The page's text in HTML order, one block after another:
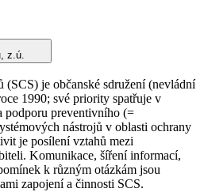
z.ú.
(SCS) je občanské sdružení (nevládní
1990; své priority spatřuje v
podporu preventivního (=
nástrojů v oblasti ochrany
je posílení vztahů mezi
Komunikace, šíření informací,
k různým otázkám jsou
zapojení a činnosti SCS.